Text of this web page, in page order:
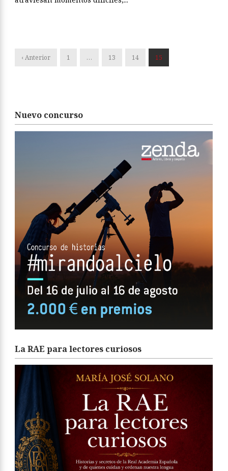
‹ Anterior 1 … 13 14 15
Nuevo concurso
La RAE para lectores curiosos